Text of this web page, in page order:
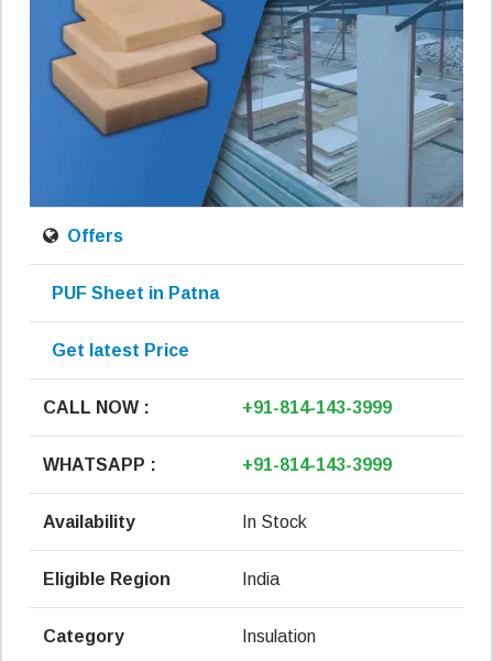
Offers
PUF Sheet in Patna
Get latest Price
CALL NOW : +91-814-143-3999
WHATSAPP : +91-814-143-3999
Availability In Stock
Eligible Region India
Category Insulation